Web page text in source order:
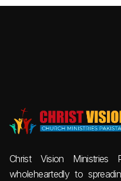
Christ Vision Ministries
wholeheartedly to